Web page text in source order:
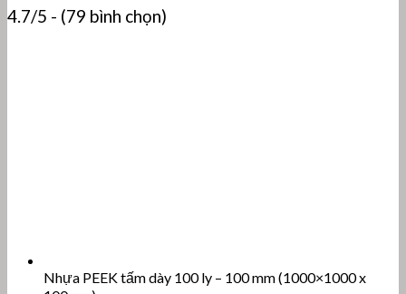
4.7/5 - (79 bình chọn)
Nhựa PEEK tấm dày 100 ly – 100 mm (1000×1000 x